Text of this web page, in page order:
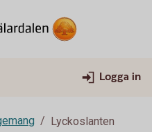
Logga in
Lyckoslanten